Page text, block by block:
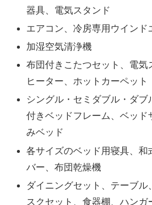
器具、電気スタンド
エアコン、冷房専用ウインド
加湿空気清浄機
布団付きこたつセット、電気
ヒーター、ホットカーペット
シングル・セミダブル・ダブ
付きベッドフレーム、ベッド
みベッド
各サイズのベッド用寝具、和
バー、布団乾燥機
ダイニングセット、テーブ
スクセット、食器棚、ハンガ